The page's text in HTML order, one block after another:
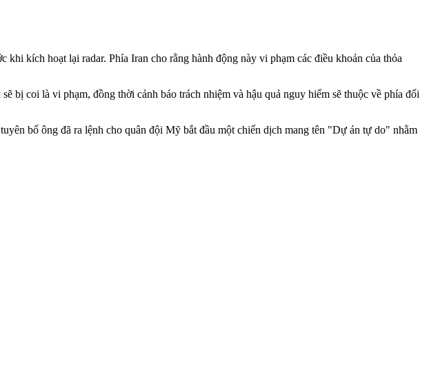
kích hoạt lại radar. Phía Iran cho rằng hành động này vi phạm các điều khoản của thỏa
bị coi là vi phạm, đồng thời cảnh báo trách nhiệm và hậu quả nguy hiểm sẽ thuộc về phía đối
bố ông đã ra lệnh cho quân đội Mỹ bắt đầu một chiến dịch mang tên "Dự án tự do" nhằm